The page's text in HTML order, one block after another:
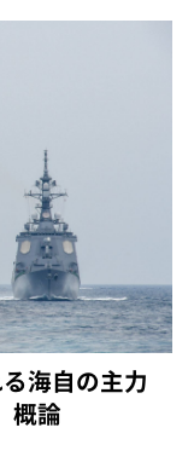
海自の主力
概論